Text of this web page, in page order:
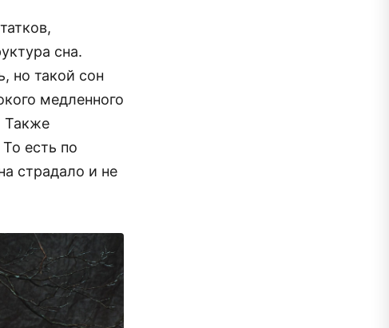
сна.
но такой сон
медленного
Также
есть по
страдало и не